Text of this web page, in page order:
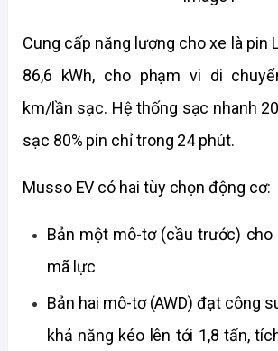
Cung cấp năng lượng cho xe là pin
86,6 kWh, cho phạm vi di
km/lần sạc. Hệ thống sạc nhanh
sạc 80% pin chỉ trong 24 phút.
Musso EV có hai tùy chọn động cơ:
Bản một mô-tơ (cầu trước)
mã lực
Bản hai mô-tơ (AWD) đạt công
khả năng kéo lên tới 1,8 tấn,